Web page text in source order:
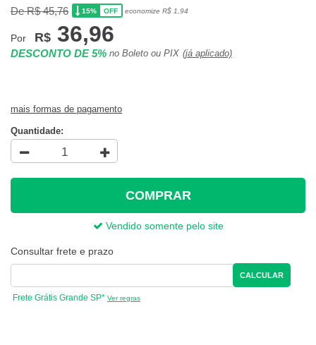
De R$ 45,76 15% OFF economize R$ 1,94
Por R$ 36,96
DESCONTO DE 5% no Boleto ou PIX (já aplicado)
mais formas de pagamento
Quantidade:
COMPRAR
Vendido somente pelo site
Consultar frete e prazo
CALCULAR
Frete Grátis Grande SP* Ver regras